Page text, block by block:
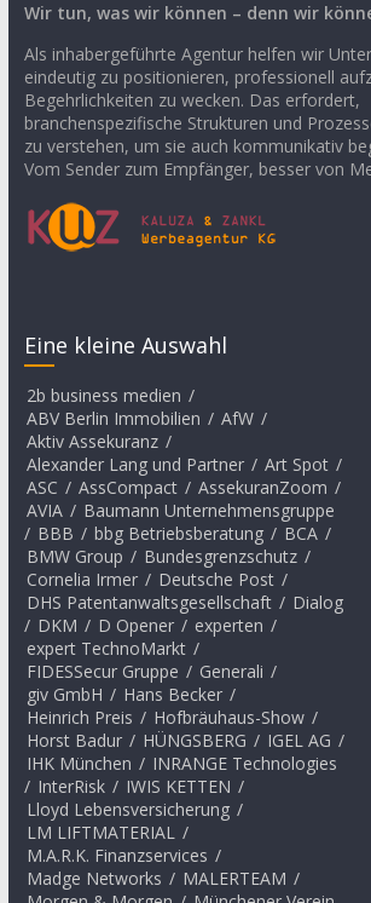
Wir tun, was wir können – denn wir
Als inhabergeführte Agentur helfen wir
eindeutig zu positionieren, professionell
Begehrlichkeiten zu wecken. Das erfordert,
branchenspezifische Strukturen und
zu verstehen, um sie auch kommunikativ
Vom Sender zum Empfänger, besser von
Eine kleine Auswahl
2b business medien /
ABV Berlin Immobilien / AfW /
Aktiv Assekuranz /
Alexander Lang und Partner / Art Spot /
ASC / AssCompact / AssekuranZoom /
AVIA / Baumann Unternehmensgruppe
/ BBB / bbg Betriebsberatung / BCA /
BMW Group / Bundesgrenzschutz /
Cornelia Irmer / Deutsche Post /
DHS Patentanwaltsgesellschaft / Dialog
/ DKM / D Opener / experten /
expert TechnoMarkt /
FIDESSecur Gruppe / Generali /
giv GmbH / Hans Becker /
Heinrich Preis / Hofbräuhaus-Show /
Horst Badur / HÜNGSBERG / IGEL AG /
IHK München / INRANGE Technologies
/ InterRisk / IWIS KETTEN /
Lloyd Lebensversicherung /
LM LIFTMATERIAL /
M.A.R.K. Finanzservices /
Madge Networks / MALERTEAM /